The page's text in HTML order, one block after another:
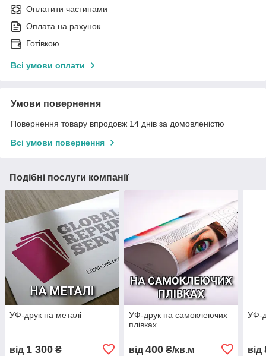
Оплатити частинами
Оплата на рахунок
Готівкою
Всі умови оплати
Умови повернення
Повернення товару впродовж 14 днів за домовленістю
Всі умови повернення
Подібні послуги компанії
УФ-друк на металі
від 1 300 ₴
УФ-друк на самоклеючих
плівках
від 400₴/кв.м
УФ-
від